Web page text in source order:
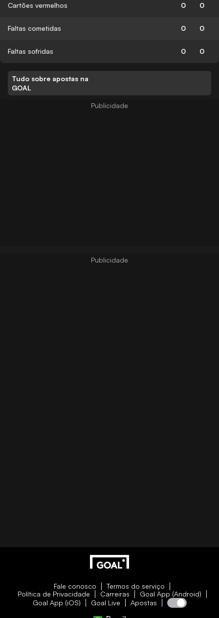
Cartões vermelhos 0 0
Faltas cometidas 0 0
Faltas sofridas 0 0
Tudo sobre apostas na
GOAL
Fale conosco
Termos do serviço
Política de Privacidade
Carreiras
Goal App (Android)
Goal App (iOS)
Goal Live Apostas